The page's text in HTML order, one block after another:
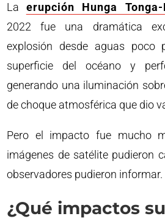
La erupción Hunga Tonga-
2022 fue una dramática
explosión desde aguas poco
superficie del océano y
generando una iluminación
de choque atmosférica que dio
Pero el impacto fue mucho
imágenes de satélite pudieron
observadores pudieron informar.
¿Qué impactos